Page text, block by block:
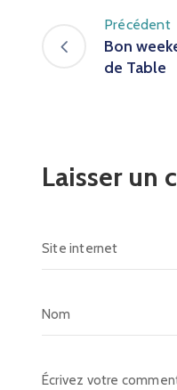
Précédent
Bon
de Table
Laisser un